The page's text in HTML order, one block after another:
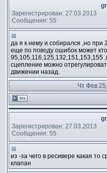
Зарегистрирован: 27.03.2013
Сообщения: 55
да я к нему и собирался ,но при
еще по поводу ошибок может
95,105,116,125,132,151,153,155
сцепление можно
движении назад.
Чт Фев
Зарегистрирован: 27.03.2013
Сообщения: 55
из -за чего в ресивере какая
клапан